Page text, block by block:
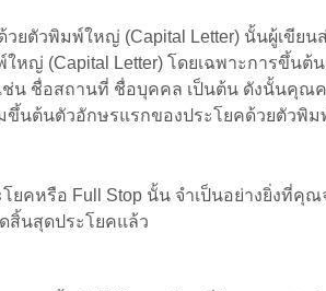
ตัวพิมพ์ใหญ่ (Capital Letter) นั้นผู้เขีย
หญ่ (Capital Letter) โดยเฉพาะการขึ้นต้
เช่น ชื่อสถานที่ ชื่อบุคคล เป็นต้น ดังนั้นคุณ
ขึ้นต้นตัวอักษรแรกของประโยคด้วยตัวพิ
ยคหรือ Full Stop นั้น จำเป็นอย่างยิ่งที่คุณ
สิ้นสุดประโยคแล้ว